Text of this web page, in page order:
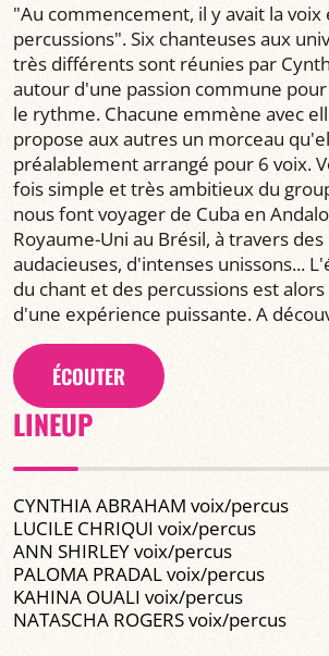
"Au commencement, il y avait la voix
percussions". Six chanteuses aux
très différents sont réunies par
autour d'une passion commune
le rythme. Chacune emmène avec
propose aux autres un morceau
préalablement arrangé pour 6 voix.
fois simple et très ambitieux du
nous font voyager de Cuba en
Royaume-Uni au Brésil, à travers
audacieuses, d'intenses unissons...
du chant et des percussions est
d'une expérience puissante. A
ÉCOUTER
LINEUP
CYNTHIA ABRAHAM voix/percus
LUCILE CHRIQUI voix/percus
ANN SHIRLEY voix/percus
PALOMA PRADAL voix/percus
KAHINA OUALI voix/percus
NATASCHA ROGERS voix/percus